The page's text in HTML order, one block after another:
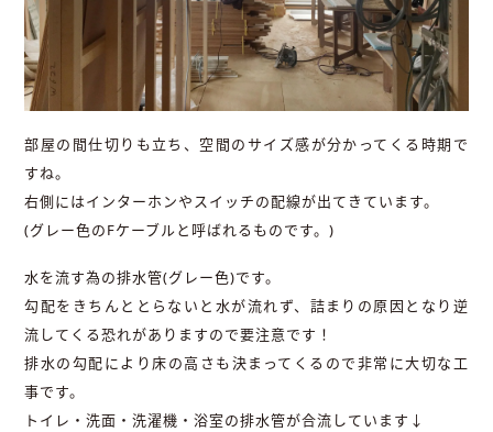
部屋の間仕切りも立ち、空間のサイズ感が分かってくる時期で
すね。
右側にはインターホンやスイッチの配線が出てきています。
(グレー色のFケーブルと呼ばれるものです。)
水を流す為の排水管(グレー色)です。
勾配をきちんととらないと水が流れず、詰まりの原因となり逆
流してくる恐れがありますので要注意です！
排水の勾配により床の高さも決まってくるので非常に大切な工
事です。
トイレ・洗面・洗濯機・浴室の排水管が合流しています↓